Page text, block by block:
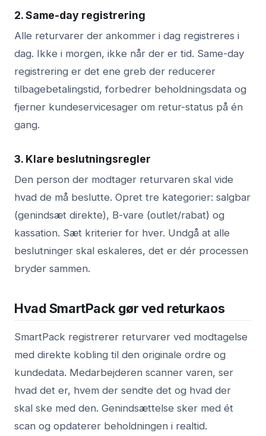
2. Same-day registrering
Alle returvarer der ankommer i dag registreres i
dag. Ikke i morgen, ikke når der er tid. Same-day
registrering er det ene greb der reducerer
tilbagebetalingstid, forbedrer beholdningsdata og
fjerner kundeservicesager om retur-status på én
gang.
3. Klare beslutningsregler
Den person der modtager returvaren skal vide
hvad de må beslutte. Opret tre kategorier: salgbar
(genindsæt direkte), B-vare (outlet/rabat) og
kassation. Sæt kriterier for hver. Undgå at alle
beslutninger skal eskaleres, det er dér processen
bryder sammen.
Hvad SmartPack gør ved returkaos
SmartPack registrerer returvarer ved modtagelse
med direkte kobling til den originale ordre og
kundedata. Medarbejderen scanner varen, ser
hvad det er, hvem der sendte det og hvad der
skal ske med den. Genindsættelse sker med ét
scan og opdaterer beholdningen i realtid.